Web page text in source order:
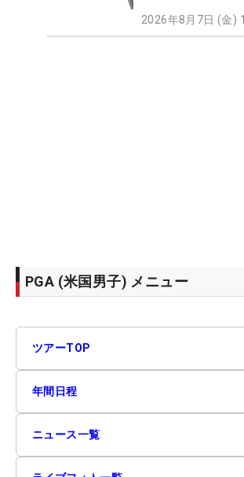
2026年8月7日 (金)
PGA (米国男子) メニュー
ツアーTOP
年間日程
ニュース一覧